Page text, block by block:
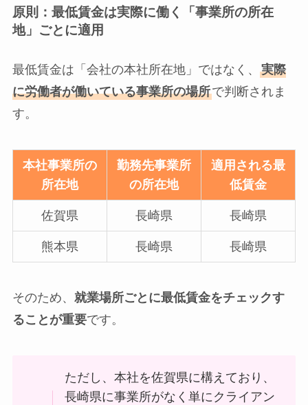
原則：最低賃金は実際に働く「事業所の所在
地」ごとに適用
最低賃金は「会社の本社所在地」ではなく、 実際
に労働者が働いている事業所の場所で判断されま
す。
本社事業所の
所在地
勤務先事業所
の所在地
適用される最
低賃金
佐賀県 長崎県 長崎県
熊本県 長崎県 長崎県
そのため、 就業場所ごとに最低賃金をチェックす
ることが重要です。
ただし、本社を佐賀県に構えており、
長崎県に事業所がなく単にクライアン